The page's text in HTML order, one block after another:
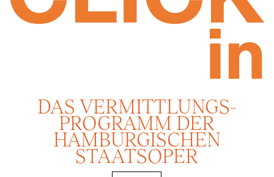
DAS VERMITTLUNGS­
PROGRAMM DER
HAMBURGISCHEN
STAATSOPER